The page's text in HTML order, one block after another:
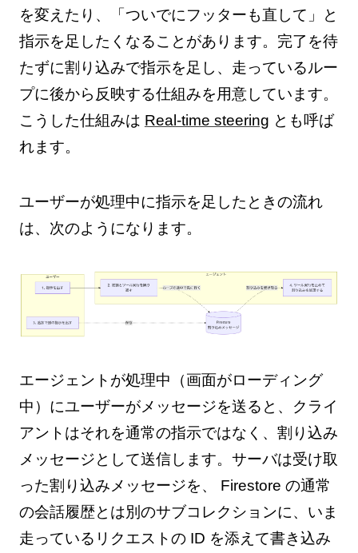
を変えたり、「ついでにフッターも直して」と
指示を足したくなることがあります。完了を待
たずに割り込みで指示を足し、走っているルー
プに後から反映する仕組みを用意しています。
こうした仕組みは Real-time steering とも呼ば
れます。
ユーザーが処理中に指示を足したときの流れ
は、次のようになります。
エージェントが処理中（画面がローディング
中）にユーザーがメッセージを送ると、クライ
アントはそれを通常の指示ではなく、割り込み
メッセージとして送信します。サーバは受け取
った割り込みメッセージを、 Firestore の通常
の会話履歴とは別のサブコレクションに、いま
走っているリクエストの ID を添えて書き込み